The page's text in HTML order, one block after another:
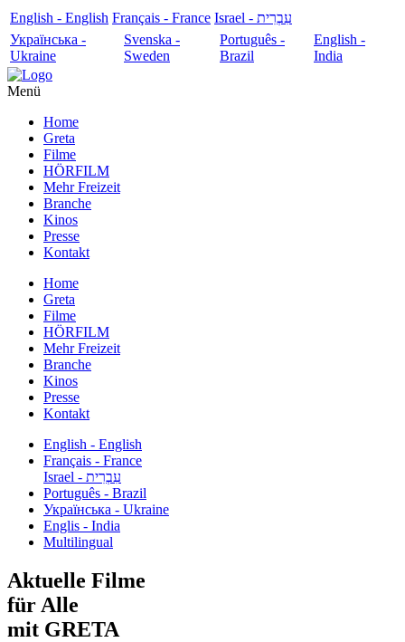
English - English Français - France
עִבְרִית - Israel
Українська -
Ukraine
Svenska -
Sweden
Português -
Brazil
English -
India
Menü
Home
Greta
Filme
HÖRFILM
Mehr Freizeit
Branche
Kinos
Presse
Kontakt
Home
Greta
Filme
HÖRFILM
Mehr Freizeit
Branche
Kinos
Presse
Kontakt
English - English
Français - France
עִבְרִית - Israel
Português - Brazil
Українська - Ukraine
Englis - India
Multilingual
Aktuelle Filme
für Alle
mit GRETA